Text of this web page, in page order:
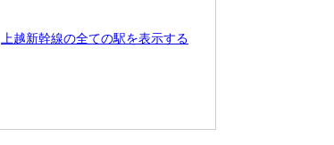
上越新幹線の全ての駅を表示する